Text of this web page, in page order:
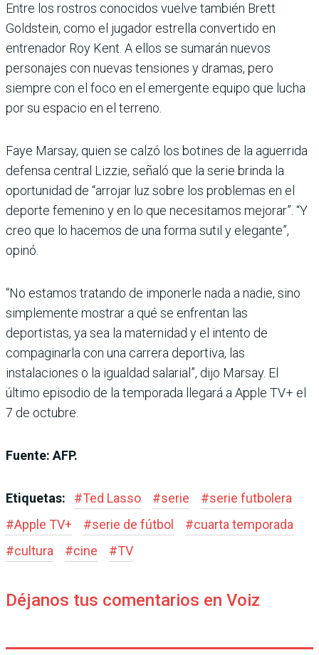
Entre los rostros conocidos vuelve también Brett
Goldstein, como el jugador estrella convertido en
entrenador Roy Kent. A ellos se sumarán nuevos
personajes con nuevas tensiones y dramas, pero
siempre con el foco en el emergente equipo que lucha
por su espacio en el terreno.
Faye Marsay, quien se calzó los botines de la aguerrida
defensa central Lizzie, señaló que la serie brinda la
oportunidad de “arrojar luz sobre los problemas en el
deporte femenino y en lo que necesitamos mejorar”. “Y
creo que lo hacemos de una forma sutil y elegante”,
opinó.
“No estamos tratando de imponerle nada a nadie, sino
simplemente mostrar a qué se enfrentan las
deportistas, ya sea la maternidad y el intento de
compaginarla con una carrera deportiva, las
instalaciones o la igualdad salarial”, dijo Marsay. El
último episodio de la temporada llegará a Apple TV+ el
7 de octubre.
Fuente: AFP.
Etiquetas: #Ted Lasso #serie #serie futbolera
#Apple TV+ #serie de fútbol #cuarta temporada
#cultura #cine #TV
Déjanos tus comentarios en Voiz